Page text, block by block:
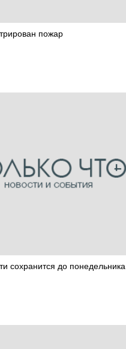
пожар
сохранится до понедельника